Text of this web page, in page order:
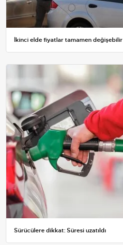
İkinci elde fiyatlar tamamen değişebilir
Sürücülere dikkat: Süresi uzatıldı